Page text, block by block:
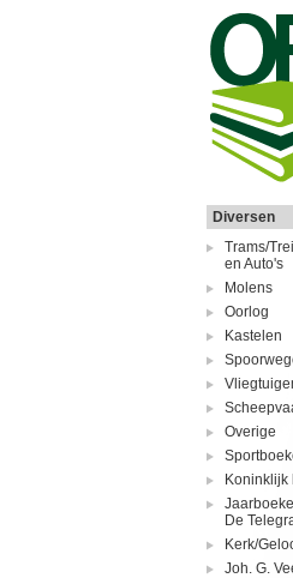
Diversen
Trams/
en Auto's
Molens
Oorlog
Kastelen
Overige
Koninklijk
De
Kerk/
Joh. G.